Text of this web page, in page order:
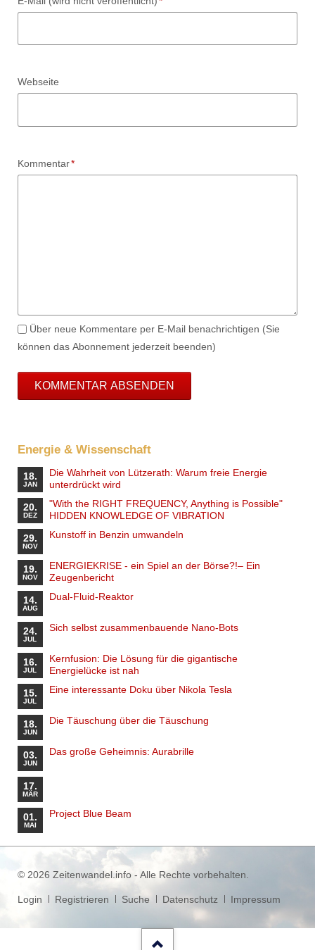
Webseite
Pflichtfeld
Kommentar*
Über neue Kommentare per E-Mail benachrichtigen (Sie
können das Abonnement jederzeit beenden)
KOMMENTAR ABSENDEN
Energie & Wissenschaft
18.
JAN
Die Wahrheit von Lützerath: Warum freie Energie
unterdrückt wird
20.
DEZ
"With the RIGHT FREQUENCY, Anything is Possible"
HIDDEN KNOWLEDGE OF VIBRATION
29.
NOV
Kunstoff in Benzin umwandeln
19.
NOV
ENERGIEKRISE - ein Spiel an der Börse?!– Ein
Zeugenbericht
14.
AUG
Dual-Fluid-Reaktor
24.
JUL
Sich selbst zusammenbauende Nano-Bots
16.
JUL
Kernfusion: Die Lösung für die gigantische
Energielücke ist nah
15.
JUL
Eine interessante Doku über Nikola Tesla
18.
JUN
Die Täuschung über die Täuschung
03.
JUN
Das große Geheimnis: Aurabrille
17.
MÄR
01.
MAI
Project Blue Beam
© 2026 Zeitenwandel.info - Alle Rechte vorbehalten.
Navigation
Login Registrieren Suche Datenschutz Impressum